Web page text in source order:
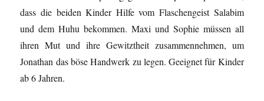
dass die beiden Kinder Hilfe vom Flaschengeist Salabim
und dem Huhu bekommen. Maxi und Sophie müssen all
ihren Mut und ihre Gewitztheit zusammennehmen, um
Jonathan das böse Handwerk zu legen. Geeignet für Kinder
ab 6 Jahren.